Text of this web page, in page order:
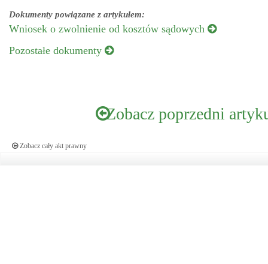
Dokumenty powiązane z artykułem:
Wniosek o zwolnienie od kosztów sądowych
Pozostałe dokumenty
Zobacz poprzedni
Zobacz cały akt prawny